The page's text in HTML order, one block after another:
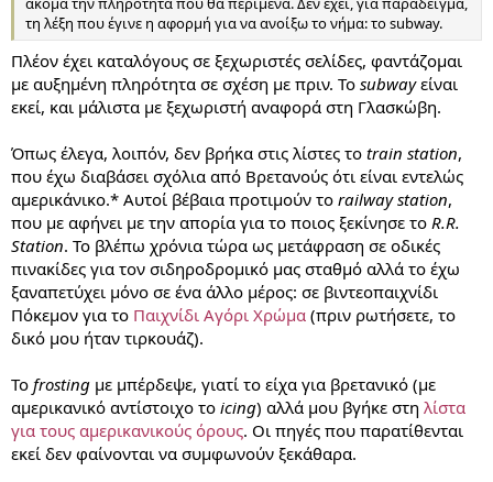
τη λέξη που έγινε η αφορμή για να ανοίξω το νήμα: το subway.
Πλέον έχει καταλόγους σε ξεχωριστές σελίδες, φαντάζομαι
με αυξημένη πληρότητα σε σχέση με πριν. Το subwayείναι
εκεί, και μάλιστα με ξεχωριστή αναφορά στη Γλασκώβη.
Όπως έλεγα, λοιπόν, δεν βρήκα στις λίστες το train station,
που έχω διαβάσει σχόλια από Βρετανούς ότι είναι εντελώς
αμερικάνικο.* Αυτοί βέβαια προτιμούν το railway station,
που με αφήνει με την απορία για το ποιος ξεκίνησε το R.R.
Station. Το βλέπω χρόνια τώρα ως μετάφραση σε οδικές
πινακίδες για τον σιδηροδρομικό μας σταθμό αλλά το έχω
ξαναπετύχει μόνο σε ένα άλλο μέρος: σε βιντεοπαιχνίδι
Πόκεμον για το Παιχνίδι Αγόρι Χρώμα (πριν ρωτήσετε, το
δικό μου ήταν τιρκουάζ).
Το frosting με μπέρδεψε, γιατί το είχα για βρετανικό (με
αμερικανικό αντίστοιχο το icing) αλλά μου βγήκε στη λίστα
για τους αμερικανικούς όρους. Οι πηγές που παρατίθενται
εκεί δεν φαίνονται να συμφωνούν ξεκάθαρα.